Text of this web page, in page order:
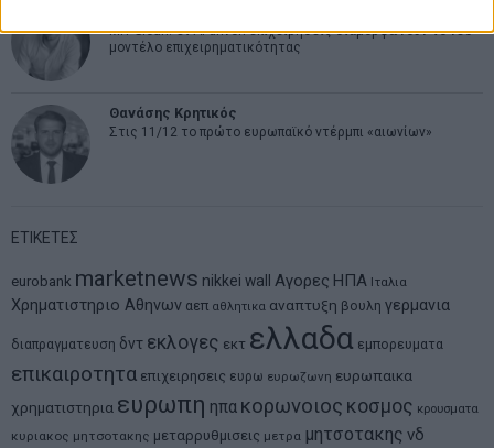
MIT Sloan: Οι AI-driven επιχειρήσεις διαμορφώνουν το νέο
μοντέλο επιχειρηματικότητας
Θανάσης Κρητικός
Στις 11/12 το πρώτο ευρωπαϊκό ντέρμπι «αιωνίων»
ΕΤΙΚΕΤΕΣ
eurobank marketnews nikkei wall Αγορες ΗΠΑ Ιταλια
Χρηματιστηριο Αθηνων αεπ αθλητικα αναπτυξη βουλη γερμανια
διαπραγματευση δντ εκλογες εκτ ελλαδα εμπορευματα
επικαιροτητα επιχειρησεις ευρω ευρωζωνη ευρωπαικα
χρηματιστηρια ευρωπη ηπα κορωνοιος κοσμος κρουσματα
κυριακος μητσοτακης μεταρρυθμισεις μετρα μητσοτακης νδ